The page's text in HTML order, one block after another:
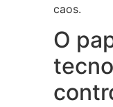
caos.
O